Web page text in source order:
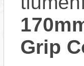
Grip